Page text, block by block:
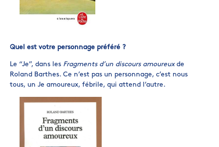
Quel est votre personnage préféré ?
Le “Je”, dans les Fragments d’un discours amoureuxde
Roland Barthes. Ce n’est pas un personnage, c’est nous
tous, un Je amoureux, fébrile, qui attend l’autre.